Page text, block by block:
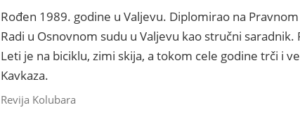
Rođen 1989. godine u Valjevu. Diplomirao na
Radi u Osnovnom sudu u Valjevu kao stručni
Leti je na biciklu, zimi skija, a tokom cele godine trči i
Kavkaza.
Revija Kolubara